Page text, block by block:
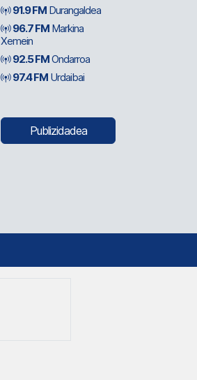
91.9 FM Durangaldea
96.7 FM Markina
Xemein
92.5 FMOndarroa
97.4 FM Urdaibai
Publizidadea